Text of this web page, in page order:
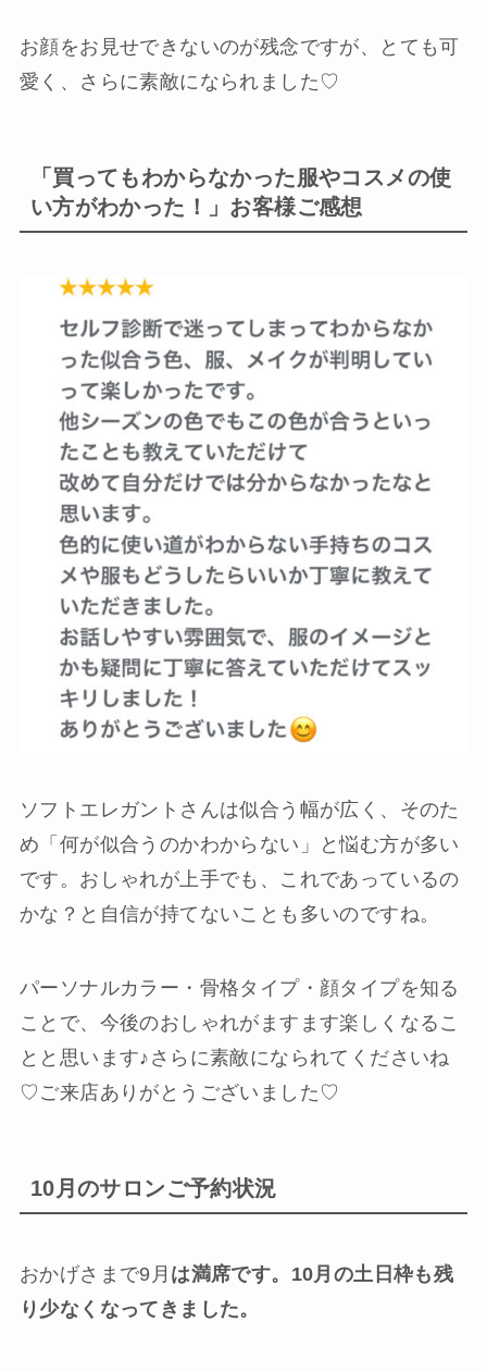
お顔をお見せできないのが残念ですが、とても可
愛く、さらに素敵になられました♡
「買ってもわからなかった服やコスメの使
い方がわかった！」お客様ご感想
ソフトエレガントさんは似合う幅が広く、そのた
め「何が似合うのかわからない」と悩む方が多い
です。おしゃれが上手でも、これであっているの
かな？と自信が持てないことも多いのですね。
パーソナルカラー・骨格タイプ・顔タイプを知る
ことで、今後のおしゃれがますます楽しくなるこ
とと思います♪さらに素敵になられてくださいね
♡ご来店ありがとうございました♡
10月のサロンご予約状況
おかげさまで9月 は満席です。10月の土日枠も残
り少なくなってきました。